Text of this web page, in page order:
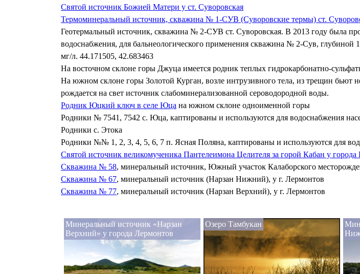
Святой источник Божией Матери у ст. Суворовская
Термоминеральный источник, скважина № 1-СУВ (Суворовские термы) ст.
Геотермальный источник, скважина № 2-СУВ ст. Суворовская. В 2013 году была
водоснабжения, для бальнеологического применения скважина № 2-Сув, глубиной
мг/л. 44.171505, 42.683463
На восточном склоне горы Джуца имеется родник теплых гидрокарбонатно-
На южном склоне горы Золотой Курган, возле интрузивного тела, из трещин бьют
рождается на свет источник слабоминерализованной сероводородной воды.
Родник Юцкий ключ в селе Юца на южном склоне одноименной горы
Родники № 7541, 7542 с. Юца, каптированы и используются для водоснабжения
Родники с. Этока
Родники №№ 1, 2, 3, 4, 5, 6, 7 п. Ясная Поляна, каптированы и используются для
Святой источник великомученика Пантелеимона Целителя за горой Кабан у города
Скважина № 58, минеральный источник, Южный участок Калаборского
Скважина № 67, минеральный источник (Нарзан Нижний), у г. Лермонтов
Скважина № 77, минеральный источник (Нарзан Верхний), у г. Лермонтов
Минеральный источник «Нарзан
Верхний» у города Лермонтов
Озеро Тамбукан